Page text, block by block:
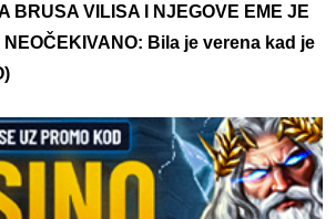
BRUSA VILISA I NJEGOVE EME JE
NEOČEKIVANO: Bila je verena kad je